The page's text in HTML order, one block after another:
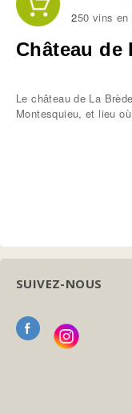
250 vins
Château de
Le château de La
Montesquieu, et lieu
SUIVEZ-NOUS